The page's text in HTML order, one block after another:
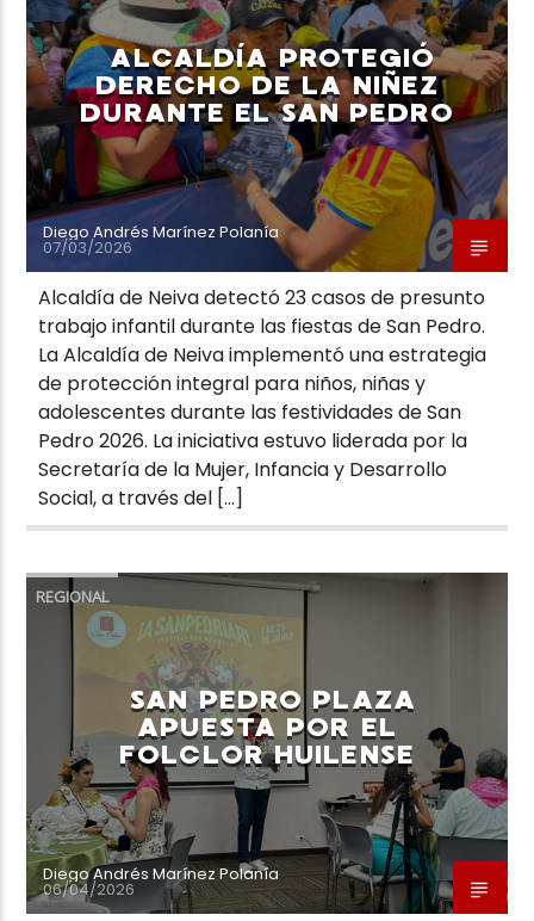
Neiva Estereo
ALCALDÍA PROTEGIÓ
DERECHO DE LA NIÑEZ
DURANTE EL SAN PEDRO
Diego Andrés Marínez Polanía
07/03/2026
Alcaldía de Neiva detectó 23 casos de presunto
trabajo infantil durante las fiestas de San Pedro.
La Alcaldía de Neiva implementó una estrategia
de protección integral para niños, niñas y
adolescentes durante las festividades de San
Pedro 2026. La iniciativa estuvo liderada por la
Secretaría de la Mujer, Infancia y Desarrollo
Social, a través del […]
REGIONAL
SAN PEDRO PLAZA
APUESTA POR EL
FOLCLOR HUILENSE
Diego Andrés Marínez Polanía
06/04/2026